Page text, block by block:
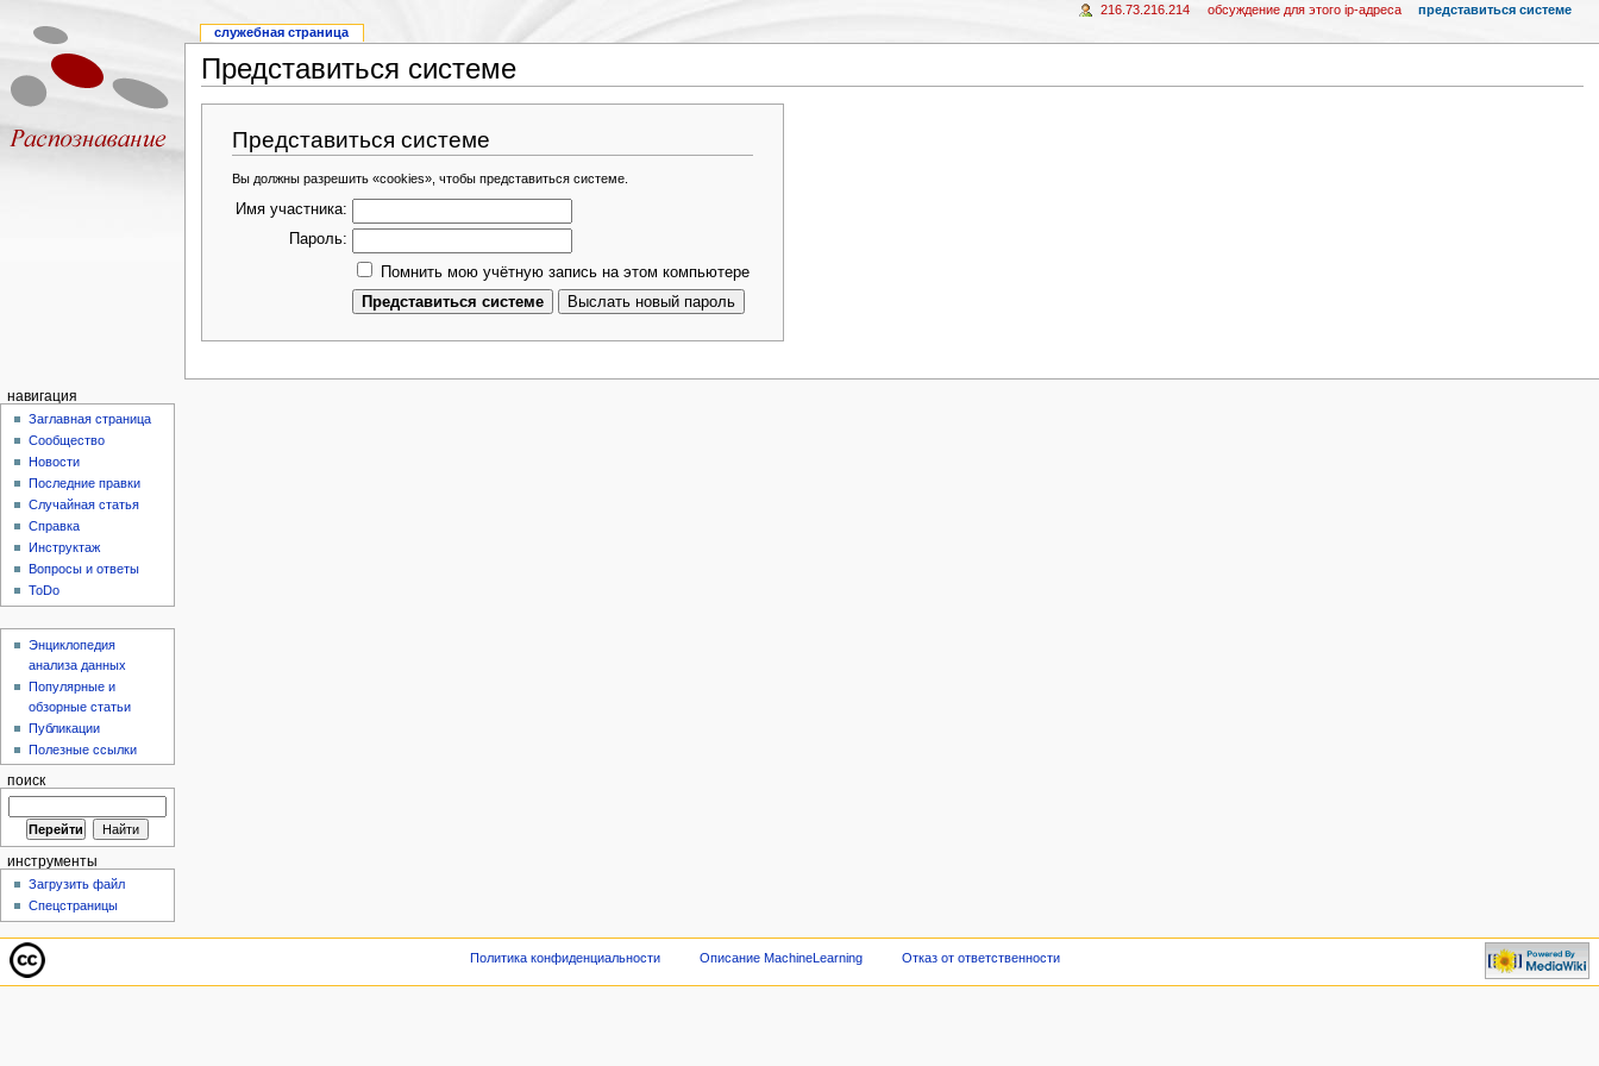
Представиться системе
Представиться системе
Вы должны разрешить «cookies», чтобы представиться системе.
Имя участника:
Пароль:
Помнить мою учётную запись на этом компьютере
служебная страница
216.73.216.214 обсуждение для этого ip-адреса представиться системе
навигация
Заглавная страница
Сообщество
Новости
Последние правки
Случайная статья
Справка
Инструктаж
Вопросы и ответы
ToDo
Энциклопедия
анализа данных
Популярные и
обзорные статьи
Публикации
Полезные ссылки
поиск
инструменты
Загрузить файл
Спецстраницы
Политика конфиденциальности Описание MachineLearning Отказ от ответственности